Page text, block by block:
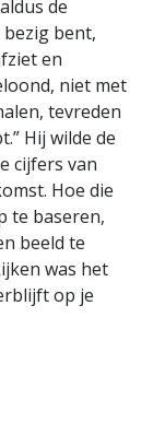
de
bezig bent,
en
niet met
tevreden
Hij wilde de
cijfers van
Hoe die
te baseren,
beeld te
was het
op je